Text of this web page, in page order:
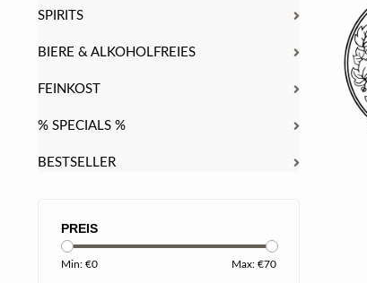
PREIS
Min: €0 Max: €70
SPIRITS
BIERE & ALKOHOLFREIES
FEINKOST
% SPECIALS %
BESTSELLER